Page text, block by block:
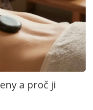
a proč ji